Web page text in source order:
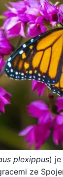
plexippus)
ze